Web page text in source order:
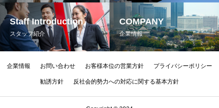
Staff Introduction
スタッフ紹介
COMPANY
企業情報
企業情報 お問い合わせ お客様本位の営業方針 プライバシーポリシー
勧誘方針 反社会的勢力への対応に関する基本方針